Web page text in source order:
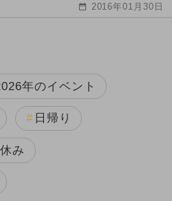
2016年01月30日
年のイベント
日帰り
み